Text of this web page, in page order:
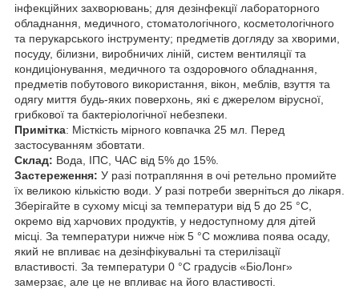
інфекційних захворювань; для дезінфекції лабораторного
обладнання, медичного, стоматологічного, косметологічного
та перукарського інструменту; предметів догляду за хворими,
посуду, білизни, виробничих ліній, систем вентиляції та
кондиціонування, медичного та оздоровчого обладнання,
предметів побутового використання, вікон, меблів, взуття та
одягу миття будь-яких поверхонь, які є джерелом вірусної,
грибкової та бактеріологічної небезпеки.
Примітка: Місткість мірного ковпачка 25 мл. Перед
застосуванням збовтати.
Склад: Вода, ІПС, ЧАС від 5% до 15%.
Застереження: У разі потрапляння в очі ретельно промийте
їх великою кількістю води. У разі потреби зверніться до лікаря.
Зберігайте в сухому місці за температури від 5 до 25 °C,
окремо від харчових продуктів, у недоступному для дітей
місці. За температури нижче ніж 5 °C можлива поява осаду,
який не впливає на дезінфікувальні та стерилізації
властивості. За температури 0 °C градусів «БіоЛонг»
замерзає, але це не впливає на його властивості.